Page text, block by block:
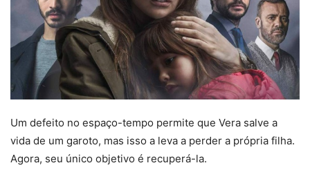
Um defeito no espaço-tempo permite que Vera salve a
vida de um garoto, mas isso a leva a perder a própria filha.
Agora, seu único objetivo é recuperá-la.